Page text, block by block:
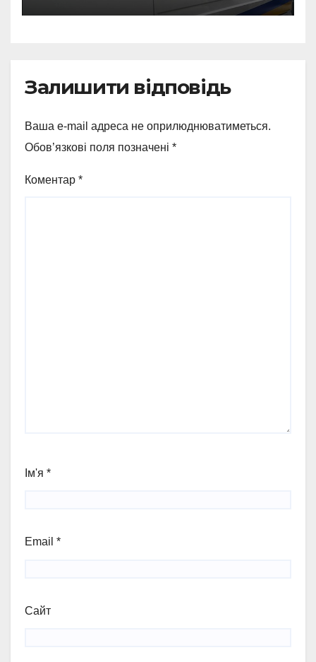
Залишити відповідь
Ваша e-mail адреса не оприлюднюватиметься.
Обов’язкові поля позначені *
Коментар *
Ім'я *
Email *
Сайт